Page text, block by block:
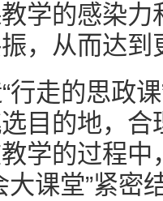
学的感染
，从而达到
行走的思政
目的地，
学的过程中
大课堂”紧密